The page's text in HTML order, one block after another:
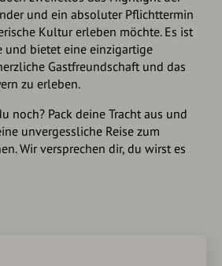
und ein absoluter Pflichttermin
Kultur erleben möchte. Es ist
und bietet eine einzigartige
Gastfreundschaft und das
zu erleben.
noch? Pack deine Tracht aus und
unvergessliche Reise zum
Wir versprechen dir, du wirst es